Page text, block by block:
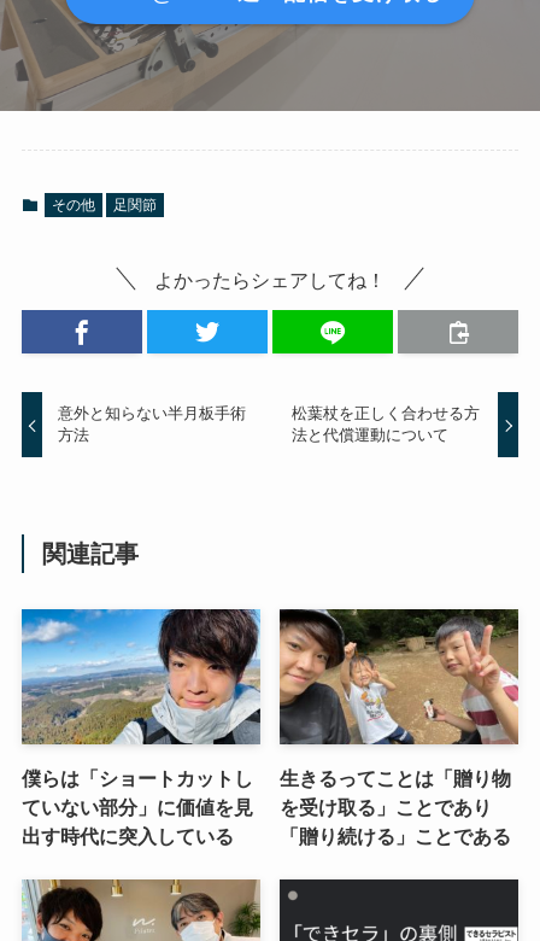
その他 足関節
よかったらシェアしてね！
意外と知らない半月板手術
方法
松葉杖を正しく合わせる方
法と代償運動について
関連記事
僕らは「ショートカットし
ていない部分」に価値を見
出す時代に突入している
生きるってことは「贈り物
を受け取る」ことであり
「贈り続ける」ことである